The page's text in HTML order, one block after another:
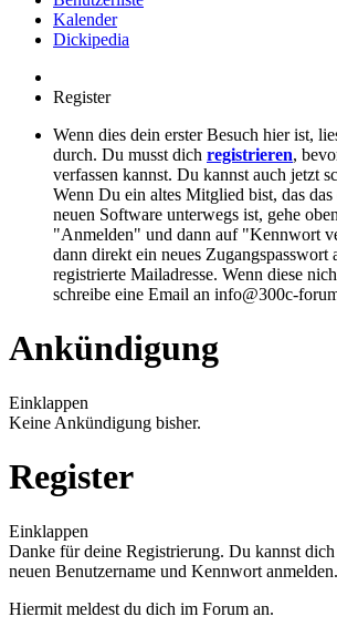
Kalender
Dickipedia
Register
Wenn dies dein erster Besuch hier ist,
durch. Du musst dich registrieren,
verfassen kannst. Du kannst auch jetzt
Wenn Du ein altes Mitglied bist, das
neuen Software unterwegs ist, gehe
"Anmelden" und dann auf "Kennwort
dann direkt ein neues Zugangspasswort
registrierte Mailadresse. Wenn diese
schreibe eine Email an info@300c-
Ankündigung
Einklappen
Keine Ankündigung bisher.
Register
Einklappen
Danke für deine Registrierung. Du kannst
neuen Benutzername und Kennwort anmelden.
Hiermit meldest du dich im Forum an.